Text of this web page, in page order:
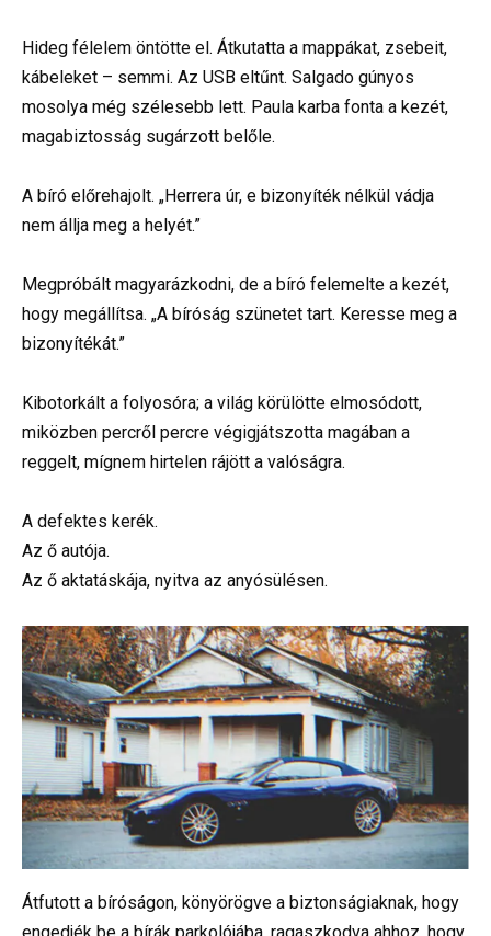
Hideg félelem öntötte el. Átkutatta a mappákat, zsebeit,
kábeleket – semmi. Az USB eltűnt. Salgado gúnyos
mosolya még szélesebb lett. Paula karba fonta a kezét,
magabiztosság sugárzott belőle.
A bíró előrehajolt. „Herrera úr, e bizonyíték nélkül vádja
nem állja meg a helyét.”
Megpróbált magyarázkodni, de a bíró felemelte a kezét,
hogy megállítsa. „A bíróság szünetet tart. Keresse meg a
bizonyítékát.”
Kibotorkált a folyosóra; a világ körülötte elmosódott,
miközben percről percre végigjátszotta magában a
reggelt, mígnem hirtelen rájött a valóságra.
A defektes kerék.
Az ő autója.
Az ő aktatáskája, nyitva az anyósülésen.
Átfutott a bíróságon, könyörögve a biztonságiaknak, hogy